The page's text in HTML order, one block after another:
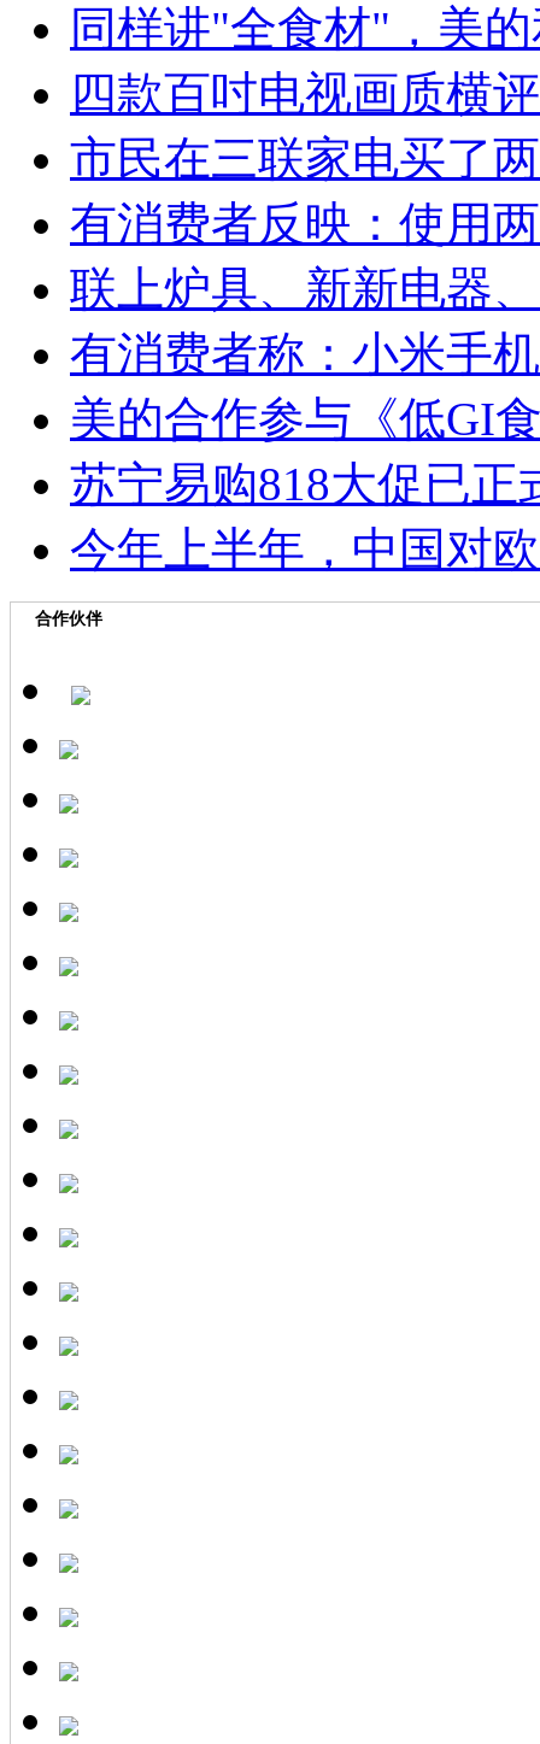
同样讲"全食材"，美
四款百吋电视画质横
市民在三联家电买了
有消费者反映：使用
联上炉具、新新电器
有消费者称：小米手
美的合作参与《低GI
苏宁易购818大促已
今年上半年，中国对
合作伙伴